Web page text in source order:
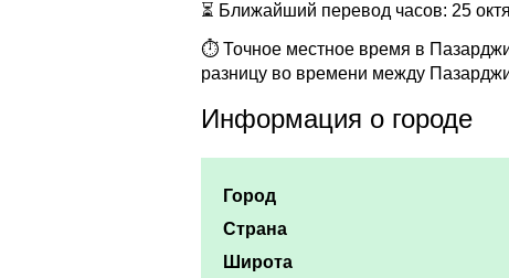
⏳ Ближайший перевод часов: 25
⏱ Точное местное время в
разницу во времени между
Информация о городе
Город
Страна
Широта